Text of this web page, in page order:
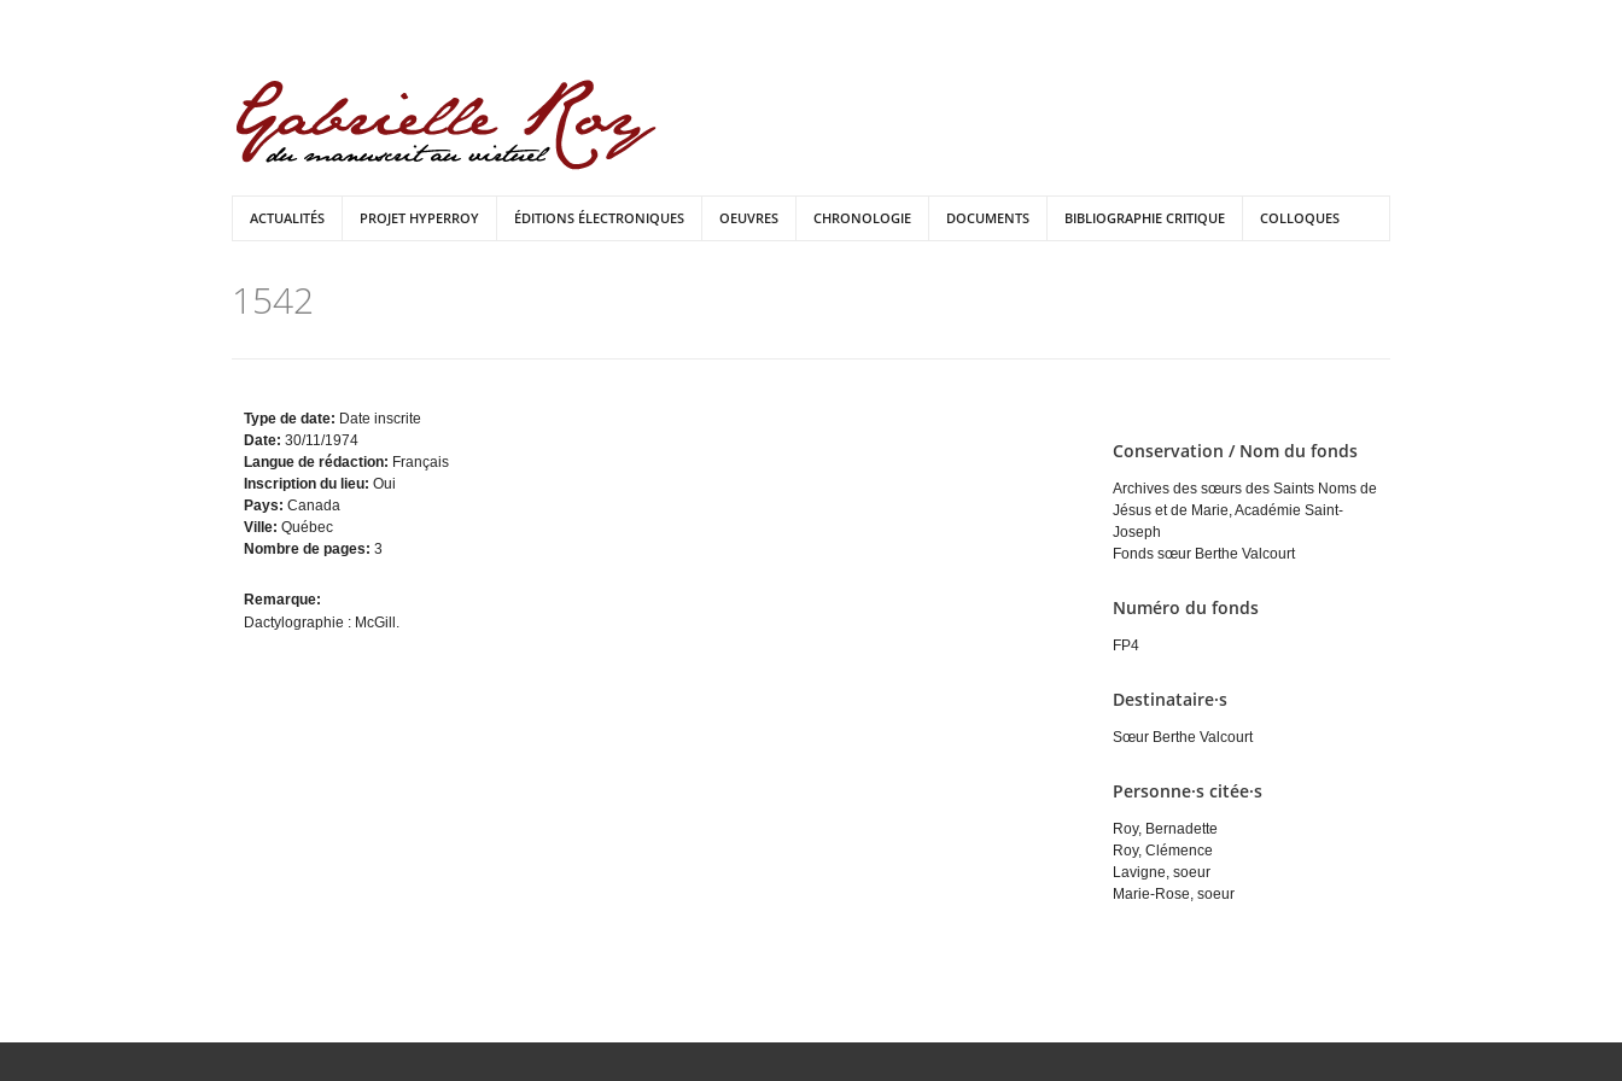
ACTUALITÉS PROJET HYPERROY ÉDITIONS ÉLECTRONIQUES OEUVRES CHRONOLOGIE DOCUMENTS BIBLIOGRAPHIE CRITIQUE COLLOQUES
1542
Type de date: Date inscrite
Date: 30/11/1974
Langue de rédaction: Français
Inscription du lieu: Oui
Pays: Canada
Ville: Québec
Nombre de pages: 3
Remarque:
Dactylographie : McGill.
Conservation / Nom du fonds
Archives des sœurs des Saints Noms de
Jésus et de Marie, Académie Saint-
Joseph
Fonds sœur Berthe Valcourt
Numéro du fonds
FP4
Destinataire·s
Sœur Berthe Valcourt
Personne·s citée·s
Roy, Bernadette
Roy, Clémence
Lavigne, soeur
Marie-Rose, soeur